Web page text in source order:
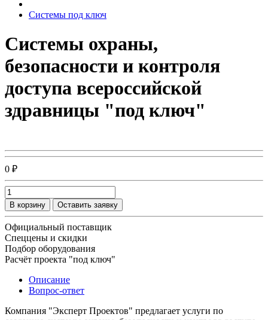
Системы под ключ
Системы охраны,
безопасности и контроля
доступа всероссийской
здравницы "под ключ"
0 ₽
В корзину Оставить заявку
Официальный поставщик
Спеццены и скидки
Подбор оборудования
Расчёт проекта "под ключ"
Описание
Вопрос-ответ
Компания "Эксперт Проектов" предлагает услуги по